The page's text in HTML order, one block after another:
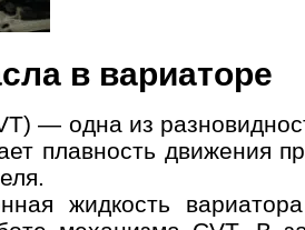
в вариаторе
— одна из
плавность движения
жидкость